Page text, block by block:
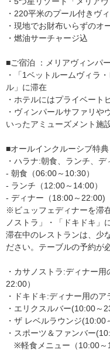
・220平米のプール付きヴ
・現地でお財布いらずのオ
・燃油サーチャージ込
■ご宿泊 ：メリアヴィンパ
・「1ベットルームヴィラ
ル」に滞在
・ホテルにはプライベート
・ヴィンパールサファリや
いったアミューズメント施
■オールインクルーシブ特典
・ハラナ:朝食、ランチ、
- 朝食（06:00～10:30）
- ランチ（12:00～14:00）
- ディナー（18:00～22:00)
※ビュッフェディナーを滞
ノストラ」・「ドキドキ」
滞在中のレストランは、少
ださい。テーブルの予約が
・カサノストラ:ディナー
22:00）
・ドキドキ:ディナー用の
・エリクスルバー(10:00～
・ザ レベルラウンジ(10:00
・スポーツ＆ファンバー
※軽食メニュー（10:00～